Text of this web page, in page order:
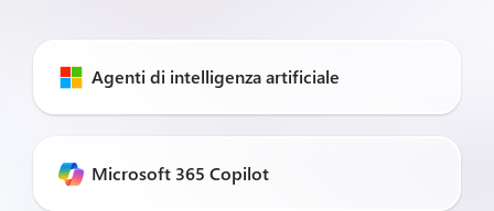
Agenti di intelligenza artificiale
Microsoft 365 Copilot